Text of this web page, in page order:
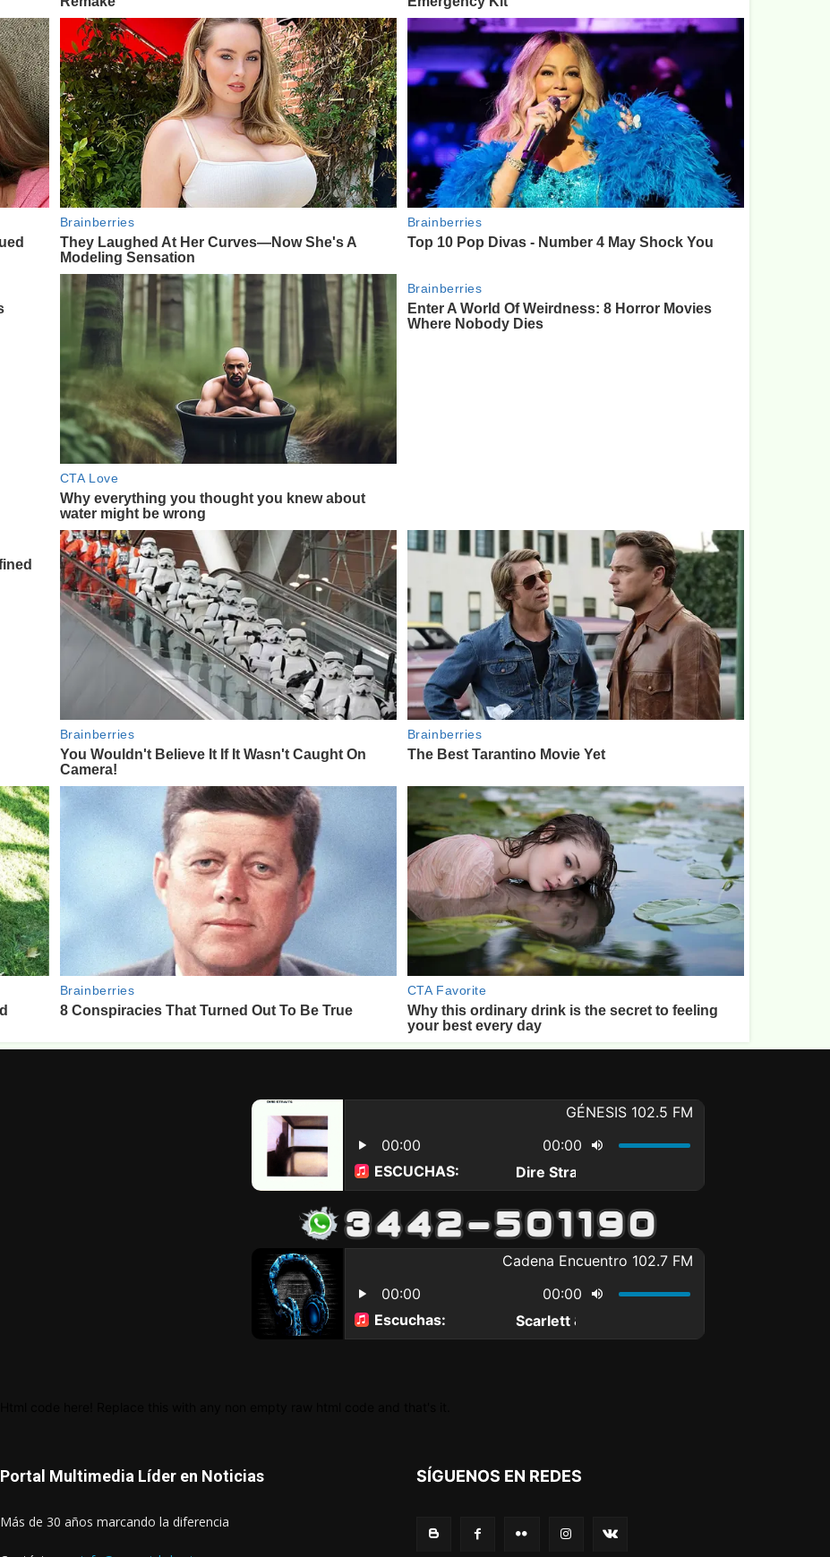
Portal Multimedia Líder en Noticias
Más de 30 años marcando la diferencia
SÍGUENOS EN REDES